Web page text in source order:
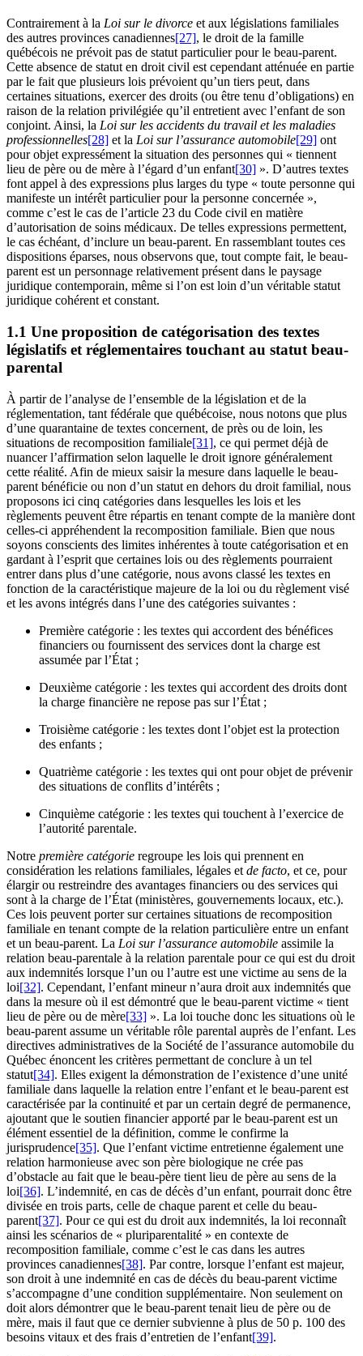
Contrairement à la Loi sur le divorce et aux législations familiales
des autres provinces canadiennes[27], le droit de la famille
québécois ne prévoit pas de statut particulier pour le beau-parent.
Cette absence de statut en droit civil est cependant atténuée en partie
par le fait que plusieurs lois prévoient qu’un tiers peut, dans
certaines situations, exercer des droits (ou être tenu d’obligations) en
raison de la relation privilégiée qu’il entretient avec l’enfant de son
conjoint. Ainsi, la Loi sur les accidents du travail et les maladies
professionnelles[28] et la Loi sur l’assurance automobile[29] ont
pour objet expressément la situation des personnes qui « tiennent
lieu de père ou de mère à l’égard d’un enfant[30] ». D’autres textes
font appel à des expressions plus larges du type « toute personne qui
manifeste un intérêt particulier pour la personne concernée »,
comme c’est le cas de l’article 23 du Code civil en matière
d’autorisation de soins médicaux. De telles expressions permettent,
le cas échéant, d’inclure un beau-parent. En rassemblant toutes ces
dispositions éparses, nous observons que, tout compte fait, le beau-
parent est un personnage relativement présent dans le paysage
juridique contemporain, même si l’on est loin d’un véritable statut
juridique cohérent et constant.
1.1 Une proposition de catégorisation des textes
législatifs et réglementaires touchant au statut beau-
parental
À partir de l’analyse de l’ensemble de la législation et de la
réglementation, tant fédérale que québécoise, nous notons que plus
d’une quarantaine de textes concernent, de près ou de loin, les
situations de recomposition familiale[31], ce qui permet déjà de
nuancer l’affirmation selon laquelle le droit ignore généralement
cette réalité. Afin de mieux saisir la mesure dans laquelle le beau-
parent bénéficie ou non d’un statut en dehors du droit familial, nous
proposons ici cinq catégories dans lesquelles les lois et les
règlements peuvent être répartis en tenant compte de la manière dont
celles-ci appréhendent la recomposition familiale. Bien que nous
soyons conscients des limites inhérentes à toute catégorisation et en
gardant à l’esprit que certaines lois ou des règlements pourraient
entrer dans plus d’une catégorie, nous avons classé les textes en
fonction de la caractéristique majeure de la loi ou du règlement visé
et les avons intégrés dans l’une des catégories suivantes :
Première catégorie : les textes qui accordent des bénéfices
financiers ou fournissent des services dont la charge est
assumée par l’État ;
Deuxième catégorie : les textes qui accordent des droits dont
la charge financière ne repose pas sur l’État ;
Troisième catégorie : les textes dont l’objet est la protection
des enfants ;
Quatrième catégorie : les textes qui ont pour objet de prévenir
des situations de conflits d’intérêts ;
Cinquième catégorie : les textes qui touchent à l’exercice de
l’autorité parentale.
Notre première catégorie regroupe les lois qui prennent en
considération les relations familiales, légales et de facto, et ce, pour
élargir ou restreindre des avantages financiers ou des services qui
sont à la charge de l’État (ministères, gouvernements locaux, etc.).
Ces lois peuvent porter sur certaines situations de recomposition
familiale en tenant compte de la relation particulière entre un enfant
et un beau-parent. La Loi sur l’assurance automobile assimile la
relation beau-parentale à la relation parentale pour ce qui est du droit
aux indemnités lorsque l’un ou l’autre est une victime au sens de la
loi[32]. Cependant, l’enfant mineur n’aura droit aux indemnités que
dans la mesure où il est démontré que le beau-parent victime « tient
lieu de père ou de mère[33] ». La loi touche donc les situations où le
beau-parent assume un véritable rôle parental auprès de l’enfant. Les
directives administratives de la Société de l’assurance automobile du
Québec énoncent les critères permettant de conclure à un tel
statut[34]. Elles exigent la démonstration de l’existence d’une unité
familiale dans laquelle la relation entre l’enfant et le beau-parent est
caractérisée par la continuité et par un certain degré de permanence,
ajoutant que le soutien financier apporté par le beau-parent est un
élément essentiel de la définition, comme le confirme la
jurisprudence[35]. Que l’enfant victime entretienne également une
relation harmonieuse avec son père biologique ne crée pas
d’obstacle au fait que le beau-père tient lieu de père au sens de la
loi[36]. L’indemnité, en cas de décès d’un enfant, pourrait donc être
divisée en trois parts, celle de chaque parent et celle du beau-
parent[37]. Pour ce qui est du droit aux indemnités, la loi reconnaît
ainsi les scénarios de « pluriparentalité » en contexte de
recomposition familiale, comme c’est le cas dans les autres
provinces canadiennes[38]. Par contre, lorsque l’enfant est majeur,
son droit à une indemnité en cas de décès du beau-parent victime
s’accompagne d’une condition supplémentaire. Non seulement on
doit alors démontrer que le beau-parent tenait lieu de père ou de
mère, mais il faut que ce dernier subvienne à plus de 50 p. 100 des
besoins vitaux et des frais d’entretien de l’enfant[39].